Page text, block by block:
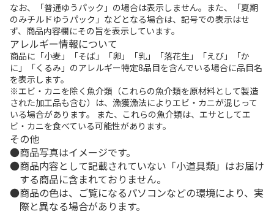
なお、「普通ゆうパック」の場合は表示しません。また、「夏期
のみチルドゆうパック」などとなる場合は、記号での表示はせ
ず、商品内容欄にその旨を表示しています。
アレルギー情報について
商品に「小麦」「そば」「卵」「乳」「落花生」「えび」「か
に」「くるみ」のアレルギー特定8品目を含んでいる場合に品目名
を表示します。
※エビ・カニを除く魚介類（これらの魚介類を原材料として製造
された加工品も含む）は、漁獲漁法によりエビ・カニが混じって
いる場合があります。 また、これらの魚介類は、エサとしてエ
ビ・カニを食べている可能性があります。
その他
商品写真はイメージです。
商品内容として記載されていない「小道具類」はお届け
する商品に含まれておりません。
商品の色は、ご覧になるパソコンなどの環境により、実
際と異なる場合があります。